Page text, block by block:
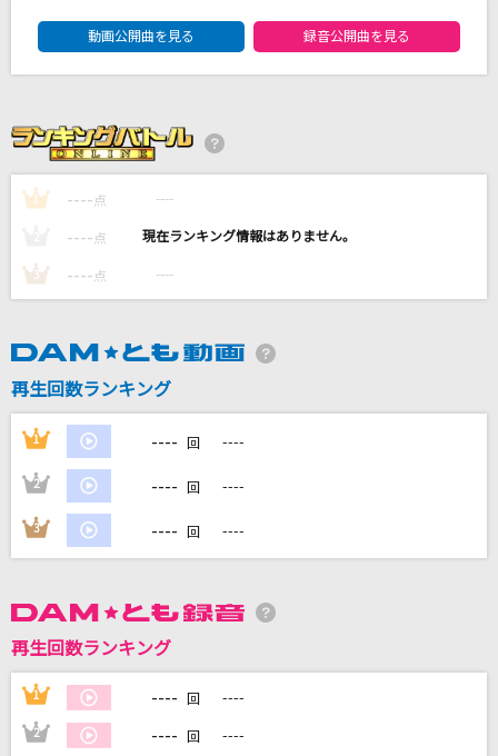
小さきもの
林明日香
[生音]ふたりごと
RADWIMPS
はにかみショート
[生音]恋の終わりの名古屋にひとり
[生音]Born To Be My Baby [ボーン・トゥ・
Bon Jovi
もっと見る
DAMに会員登録・ログインして
動画公開曲を見る 録音公開曲を見る
1 ---- 点 ----
---- 点 ----
3 ---- 点 ----
再生回数ランキング
1 ---- 回 ----
2 ---- 回 ----
3 ---- 回 ----
再生回数ランキング
1 ---- 回 ----
2 ---- 回 ----